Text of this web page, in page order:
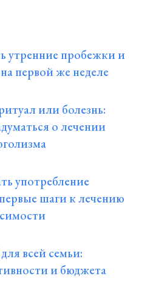
утренние пробежки и
первой же неделе
или болезнь:
о лечении
употребление
шаги к лечению
всей семьи:
и бюджета